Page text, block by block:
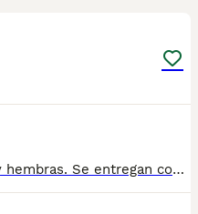
Preciosos lulus de pomerania machos y hembras. Se entregan con todas sus vacunas al dia desparasitados y revisados por veterinario. Mandamos fotos y vídeos. Pueden pasar a verlos Llevamos a su casa Más info 618645328.